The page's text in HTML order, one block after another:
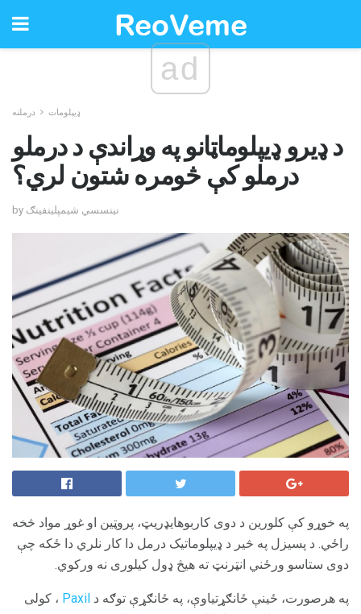
ad
ډیپلومات درملنه
د ډیرو ډیپلوماټانو په وړاندې د درملو
درملو کې څومره شتون لري؟
by نینسسي شیمپلینفینګ
په خوړو کې کلورین د دوی کاربوهایډریټ، پروټین او غوړ مواد څخه
راځي. د پسیزل په څیر د ډیپلوماتیک درمل دا کار نلري دا ځکه چې
دوی ستاسو ورځني انټرنټ ته هیڅ ډول کیلوری نه ورکوي.
په هرصورت، ځینې ځانګړتیاوې، په ځانګړې توګه د Paxil ، کولی